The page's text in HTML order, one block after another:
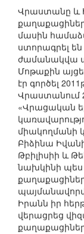
Վրաստանը և
մասին
ստորագրել են
ժամանակվա
Մոթաքին
էր գործել
Վրաստանում
«Վրացական
միակողմանի
Բիձինա
Թբիլիսիի և
նախկինի
Իրանն իր
վերացրեց